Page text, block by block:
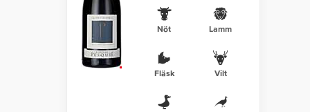
Nöt Lamm
Fläsk Vilt